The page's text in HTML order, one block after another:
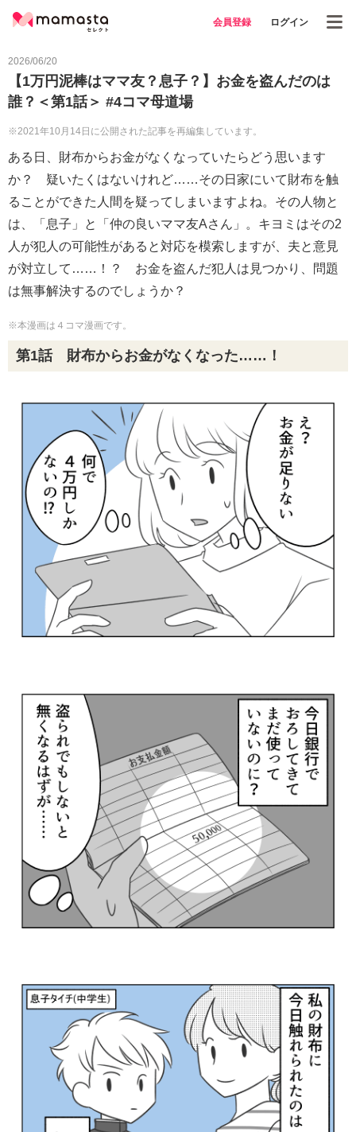
会員登録 ログイン
2026/06/20
【1万円泥棒はママ友？息子？】お金を盗んだのは
誰？＜第1話＞ #4コマ母道場
※2021年10月14日に公開された記事を再編集しています。
ある日、財布からお金がなくなっていたらどう思います
か？ 疑いたくはないけれど……その日家にいて財布を触
ることができた人間を疑ってしまいますよね。その人物と
は、「息子」と「仲の良いママ友Aさん」。キヨミはその2
人が犯人の可能性があると対応を模索しますが、夫と意見
が対立して……！？ お金を盗んだ犯人は見つかり、問題
は無事解決するのでしょうか？
※本漫画は４コマ漫画です。
第1話 財布からお金がなくなった……！